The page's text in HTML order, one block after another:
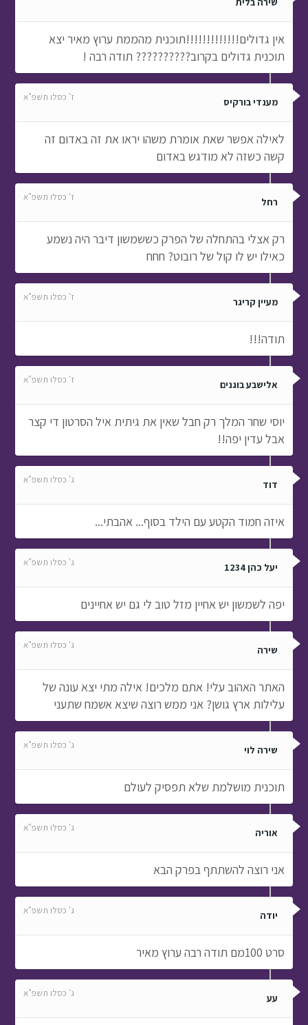
אין גדולים!!!!!!!!!!!!!תוכנית מהממת ערוץ מאיר יצא
תוכנית גדולים בקרוב?????????? תודה רבה !
מענדי בורקיס ז' כסלו תשפ"א
לאילה אפשר שאת אומרת משהו יראו את זה באדום זה
קשה כשזה לא מודגש באדום
רחל ז' כסלו תשפ"א
רק אצלי בהתחלה של הפרק כששמשון דיבר היה נשמע
כאילו יש לו קול של רובוט? חחח
מעיין קריגר ז' כסלו תשפ"א
תודה!!!
אלישבע בוגנים ז' כסלו תשפ"א
יוסי שחר המלך רק חבל שאין את גיתית איל הסרטון די קצר
אבל עדין יפה!!
דוד ג' כסלו תשפ"א
איזה חמוד הקטע עם הילד בסוף... אהבתי...
יעל כהן 1234 ג' כסלו תשפ"א
יפה לשמשון יש אחיין מזל טוב לי גם יש אחיינים
שירה ג' כסלו תשפ"א
האתר האהוב עלי! אתם מלכים! אילה מתי יצא עונה של
עלילות ארץ גושן? אני ממש רוצה שיצא אשמח שתעני
שירה לוי ג' כסלו תשפ"א
תוכנית מושלמת שלא תפסיק לעולם
אוריה ג' כסלו תשפ"א
אני רוצה להשתתף בפרק הבא
יודה ג' כסלו תשפ"א
סרט 100מם תודה רבה ערוץ מאיר
עע ג' כסלו תשפ"א